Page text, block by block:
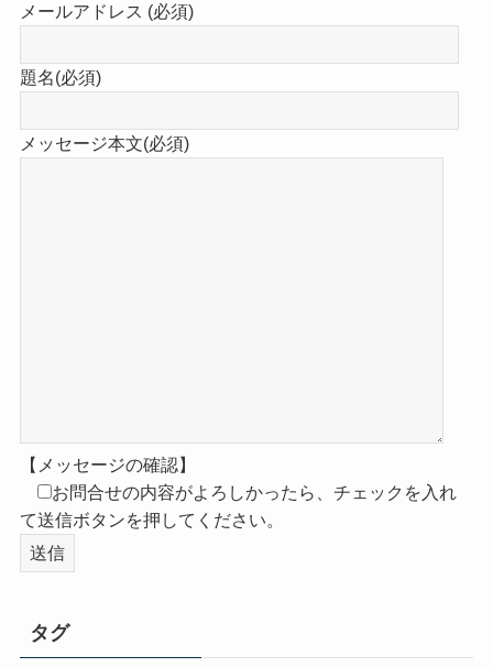
メールアドレス (必須)
題名(必須)
メッセージ本文(必須)
【メッセージの確認】
お問合せの内容がよろしかったら、チェックを入れ
て送信ボタンを押してください。
タグ